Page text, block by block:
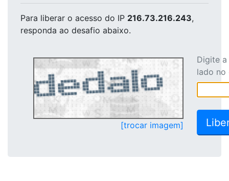
Para liberar o acesso do IP 216.73.216.243,
responda ao desafio abaixo.
[trocar imagem]
Digite
lado no